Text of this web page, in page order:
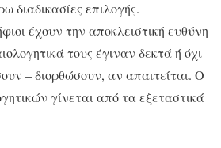
διαδικασίες επιλογής.
έχουν την αποκλειστική ευθύνη
τους έγιναν δεκτά ή όχι
– διορθώσουν, αν απαιτείται. Ο
γίνεται από τα εξεταστικά